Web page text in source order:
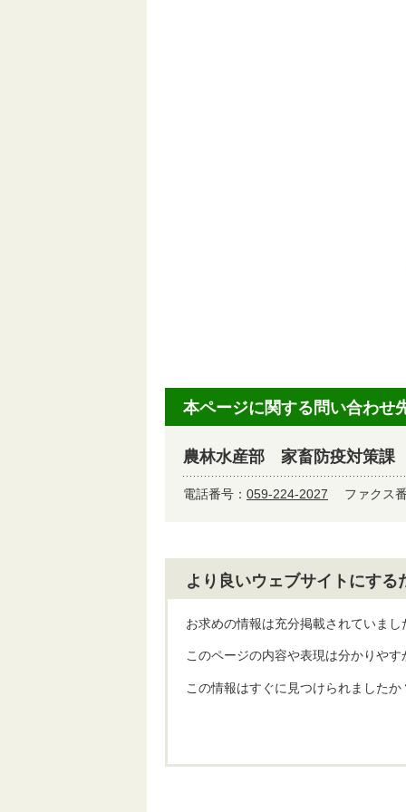
本ページに関する問い合わせ
農林水産部 家畜防疫対策課
電話番号： 059-224-2027 ファクス
より良いウェブサイトにす
お求めの情報は充分掲載されていまし
このページの内容や表現は分かりやす
この情報はすぐに見つけられましたか